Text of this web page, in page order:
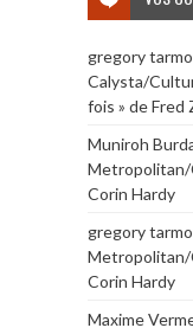
gregory
Calysta/
fois » de Fred
Muniroh
Metropolitan/
Corin Hardy
gregory
Metropolitan/
Corin Hardy
Maxime